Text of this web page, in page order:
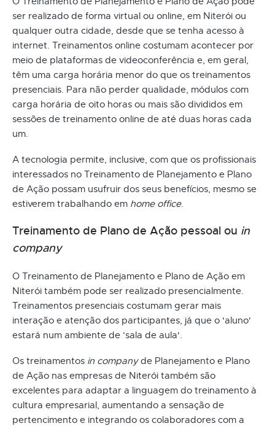
ser realizado de forma virtual ou online, em Niterói ou
qualquer outra cidade, desde que se tenha acesso à
internet. Treinamentos online costumam acontecer por
meio de plataformas de videoconferência e, em geral,
têm uma carga horária menor do que os treinamentos
presenciais. Para não perder qualidade, módulos com
carga horária de oito horas ou mais são divididos em
sessões de treinamento online de até duas horas cada
um.
A tecnologia permite, inclusive, com que os profissionais
interessados no Treinamento de Planejamento e Plano
de Ação possam usufruir dos seus benefícios, mesmo se
estiverem trabalhando em home office.
Treinamento de Plano de Ação pessoal ou in
company
O Treinamento de Planejamento e Plano de Ação em
Niterói também pode ser realizado presencialmente.
Treinamentos presenciais costumam gerar mais
interação e atenção dos participantes, já que o 'aluno'
estará num ambiente de ‘sala de aula'.
Os treinamentos in companyde Planejamento e Plano
de Ação nas empresas de Niterói também são
excelentes para adaptar a linguagem do treinamento à
cultura empresarial, aumentando a sensação de
pertencimento e integrando os colaboradores com a